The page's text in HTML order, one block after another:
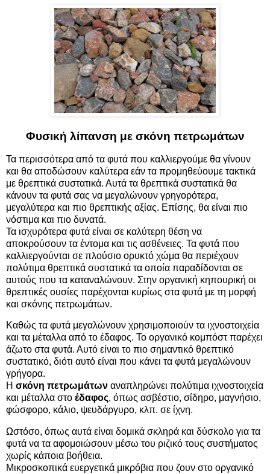
Φυσική λίπανση με σκόνη πετρωμάτων
Τα περισσότερα από τα φυτά που καλλιεργούμε θα γίνουν
και θα αποδώσουν καλύτερα εάν τα προμηθεύουμε τακτικά
με θρεπτικά συστατικά. Αυτά τα θρεπτικά συστατικά θα
κάνουν τα φυτά σας να μεγαλώνουν γρηγορότερα,
μεγαλύτερα και πιο θρεπτικής αξίας. Επίσης, θα είναι πιο
νόστιμα και πιο δυνατά.
Τα ισχυρότερα φυτά είναι σε καλύτερη θέση να
αποκρούσουν τα έντομα και τις ασθένειες. Τα φυτά που
καλλιεργούνται σε πλούσιο ορυκτό χώμα θα περιέχουν
πολύτιμα θρεπτικά συστατικά τα οποία παραδίδονται σε
αυτούς που τα καταναλώνουν. Στην οργανική κηπουρική οι
θρεπτικές ουσίες παρέχονται κυρίως στα φυτά με τη μορφή
και σκόνης πετρωμάτων.
Καθώς τα φυτά μεγαλώνουν χρησιμοποιούν τα ιχνοστοιχεία
και τα μέταλλα από το έδαφος. Το οργανικό κομπόστ παρέχει
άζωτο στα φυτά. Αυτό είναι το πιο σημαντικό θρεπτικό
συστατικό, διότι αυτό είναι που κάνει τα φυτά μεγαλώνουν
γρήγορα.
Η σκόνη πετρωμάτων αναπληρώνει πολύτιμα ιχνοστοιχεία
και μέταλλα στο έδαφος, όπως ασβέστιο, σίδηρο, μαγνήσιο,
φώσφορο, κάλιο, ψευδάργυρο, κλπ. σε ίχνη.
Ωστόσο, όπως αυτά είναι δομικά σκληρά και δύσκολο για τα
φυτά να τα αφομοιώσουν μέσω του ριζικό τους συστήματος
χωρίς κάποια βοήθεια.
Μικροσκοπικά ευεργετικά μικρόβια που ζουν στο οργανικό